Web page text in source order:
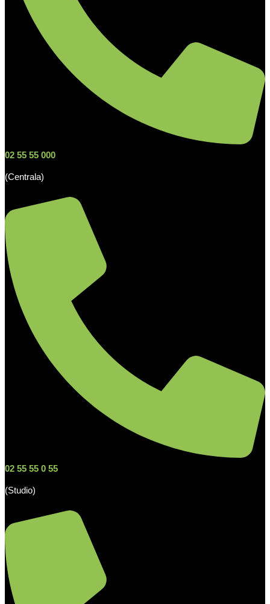
02 55 55 000
(Centrala)
02 55 55 0 55
(Studio)